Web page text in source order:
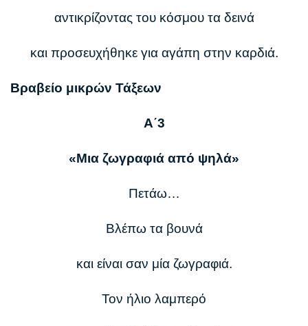
αντικρίζοντας του κόσμου τα δεινά
και προσευχήθηκε για αγάπη στην καρδιά.
Βραβείο μικρών Τάξεων
Α΄3
«Μια ζωγραφιά από ψηλά»
Πετάω…
Βλέπω τα βουνά
και είναι σαν μία ζωγραφιά.
Τον ήλιο λαμπερό